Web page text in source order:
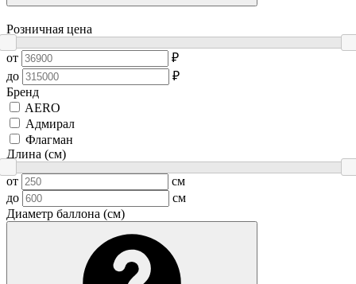
Розничная цена
от
₽
до
₽
Бренд
AERO
Адмирал
Флагман
Длина (см)
от
см
до
см
Диаметр баллона (см)